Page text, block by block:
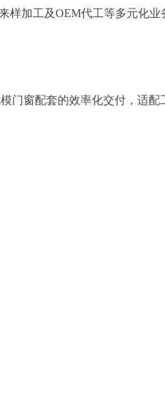
加工及OEM代工等多元化
窗配套的效率化交付，适配